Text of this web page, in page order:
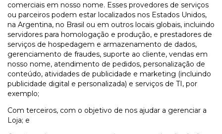
comerciais em nosso nome. Esses provedores de serviços
ou parceiros podem estar localizados nos Estados Unidos,
na Argentina, no Brasil ou em outros locais globais, incluindo
servidores para homologação e produção, e prestadores de
serviços de hospedagem e armazenamento de dados,
gerenciamento de fraudes, suporte ao cliente, vendas em
nosso nome, atendimento de pedidos, personalização de
conteúdo, atividades de publicidade e marketing (incluindo
publicidade digital e personalizada) e serviços de TI, por
exemplo;
Com terceiros, com o objetivo de nos ajudar a gerenciar a
Loja; e